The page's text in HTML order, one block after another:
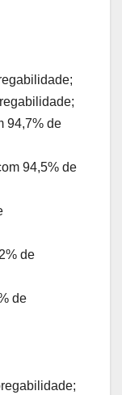
94,7% de
94,5% de
de
de